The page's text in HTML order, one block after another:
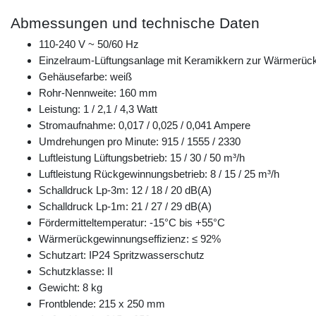
Abmessungen und technische Daten
110-240 V ~ 50/60 Hz
Einzelraum-Lüftungsanlage mit Keramikkern zur
Gehäusefarbe: weiß
Rohr-Nennweite: 160 mm
Leistung: 1 / 2,1 / 4,3 Watt
Stromaufnahme: 0,017 / 0,025 / 0,041 Ampere
Umdrehungen pro Minute: 915 / 1555 / 2330
Luftleistung Lüftungsbetrieb: 15 / 30 / 50 m³/h
Luftleistung Rückgewinnungsbetrieb: 8 / 15 / 25 m³/h
Schalldruck Lp-3m: 12 / 18 / 20 dB(A)
Schalldruck Lp-1m: 21 / 27 / 29 dB(A)
Fördermitteltemperatur: -15°C bis +55°C
Wärmerückgewinnungseffizienz: ≤ 92%
Schutzart: IP24 Spritzwasserschutz
Schutzklasse: II
Gewicht: 8 kg
Frontblende: 215 x 250 mm